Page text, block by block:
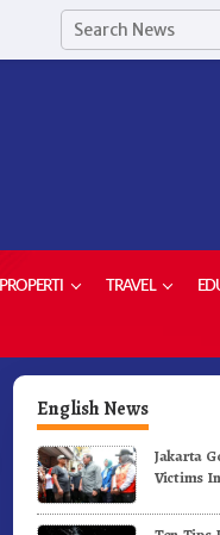
PROPERTI TRAVEL
Dorong Komoditas
Bupati Karo Serahkan
English News
Jakarta
Victims